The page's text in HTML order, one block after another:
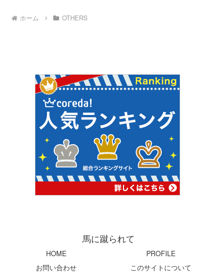
ホーム OTHERS
馬に蹴られて
HOME
PROFILE
お問い合わせ
このサイトについて